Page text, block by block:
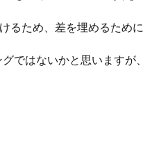
るため、差を埋めるため
ではないかと思いますが、